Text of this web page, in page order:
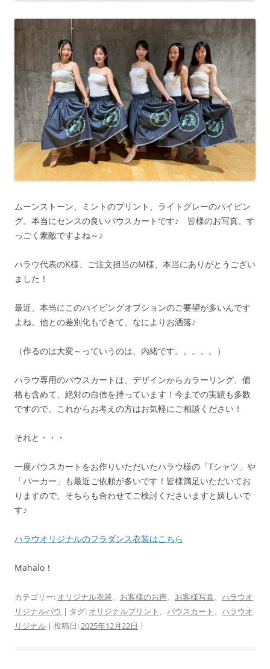
ムーンストーン、ミントのプリント、ライトグレーのパイピン
グ。本当にセンスの良いパウスカートです♪ 皆様のお写真、す
っごく素敵ですよね～♪
ハラウ代表のK様、ご注文担当のM様、本当にありがとうござい
ました！
最近、本当にこのパイピングオプションのご要望が多いんです
よね。他との差別化もできて、なによりお洒落♪
（作るのは大変～っていうのは、内緒です。。。。。）
ハラウ専用のパウスカートは、デザインからカラーリング、価
格も含めて、絶対の自信を持っています！今までの実績も多数
ですので、これからお考えの方はお気軽にご相談ください！
それと・・・
一度パウスカートをお作りいただいたハラウ様の「Tシャツ」や
「パーカー」も最近ご依頼が多いです！皆様満足いただいてお
りますので、そちらも合わせてご検討くださいますと嬉しいで
す♪
ハラウオリジナルのフラダンス衣装はこちら
Mahalo！
カテゴリー: オリジナル衣装、 お客様のお声、 お客様写真、 ハラウオ
リジナルパウ | タグ: オリジナルプリント 、 パウスカート 、 ハラウオ
リジナル | 投稿日:2025年12月22日 |